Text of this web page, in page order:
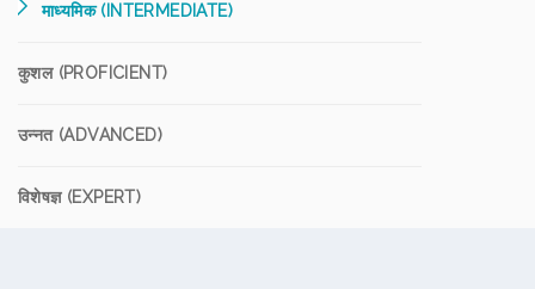
माध्यमिक (INTERMEDIATE)
कुशल (PROFICIENT)
उन्नत (ADVANCED)
विशेषज्ञ (EXPERT)